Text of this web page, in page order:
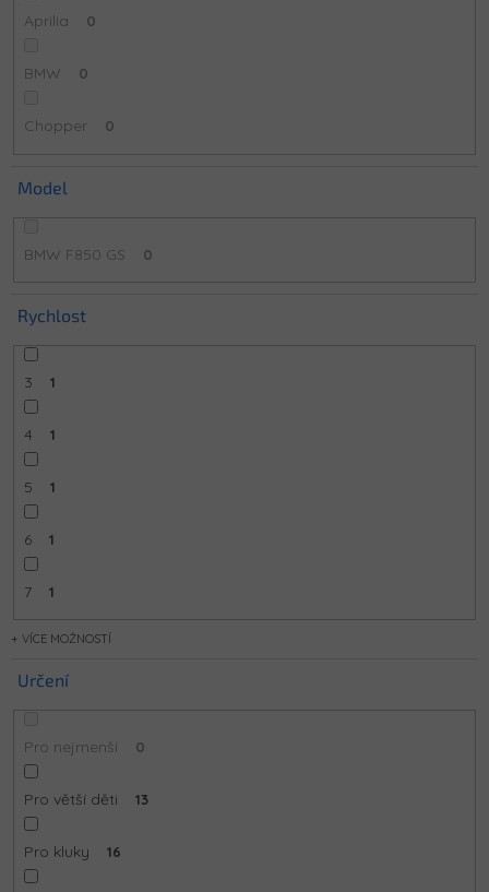
Aprilia 0
BMW 0
Chopper 0
Model
BMW F850 GS 0
Rychlost
3 1
4 1
5 1
6 1
7 1
MOŽNOSTÍ
Určení
Pro nejmenší 0
Pro větší děti 13
Pro kluky 16